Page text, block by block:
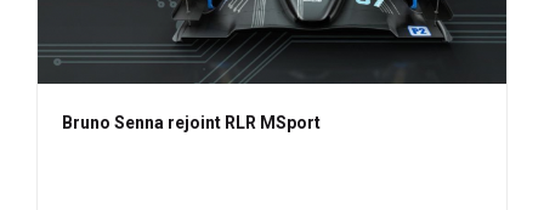
Bruno Senna rejoint RLR MSport